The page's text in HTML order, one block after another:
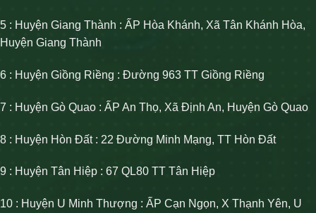
5 : Huyện Giang Thành : ẤP Hòa Khánh, Xã Tân Khánh Hòa,
Huyện Giang Thành
6 : Huyện Giồng Riềng : Đường 963 TT Giồng Riềng
7 : Huyện Gò Quao : ẤP An Thọ, Xã Định An, Huyện Gò Quao
8 : Huyện Hòn Đất : 22 Đường Minh Mạng, TT Hòn Đất
9 : Huyện Tân Hiệp : 67 QL80 TT Tân Hiệp
10 : Huyện U Minh Thượng : ẤP Cạn Ngọn, X Thạnh Yên, U